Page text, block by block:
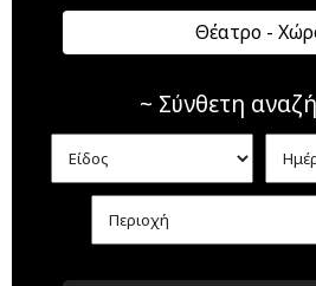
Θέατρο -
~ Σύνθετη